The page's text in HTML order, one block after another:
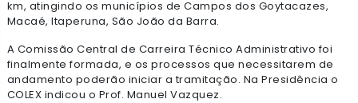
km, atingindo os municípios de Campos dos Goytacazes,
Macaé, Itaperuna, São João da Barra.
A Comissão Central de Carreira Técnico Administrativo foi
finalmente formada, e os processos que necessitarem de
andamento poderão iniciar a tramitação. Na Presidência o
COLEX indicou o Prof. Manuel Vazquez.